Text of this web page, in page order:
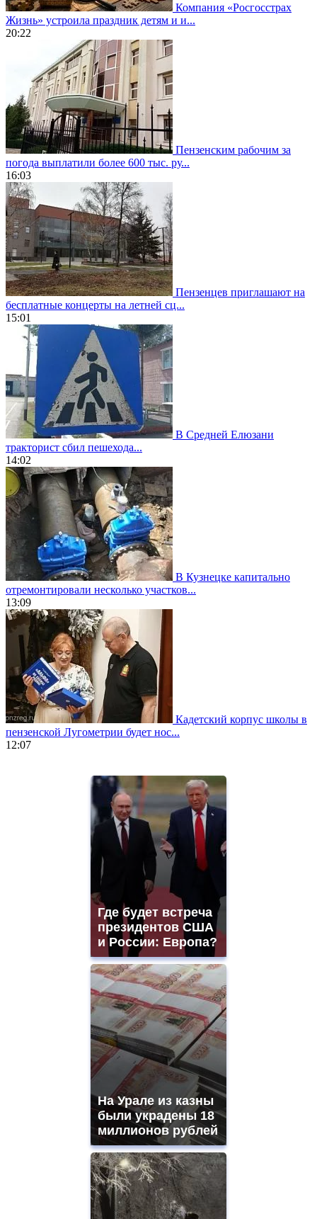
Компания «Росгосстрах
Жизнь» устроила праздник детям и и...
20:22
Пензенским рабочим за
погода выплатили более 600 тыс. ру...
16:03
Пензенцев приглашают на
бесплатные концерты на летней сц...
15:01
В Средней Елюзани
тракторист сбил пешехода...
14:02
В Кузнецке капитально
отремонтировали несколько участков...
13:09
Кадетский корпус школы в
пензенской Лугометрии будет нос...
12:07
https://gradewatches.to/
https://www.replicasrelojes.to/
https://www.phoenix-
Где будет встреча
президентов США
и России: Европа?
На Урале из казны
были украдены 18
миллионов рублей